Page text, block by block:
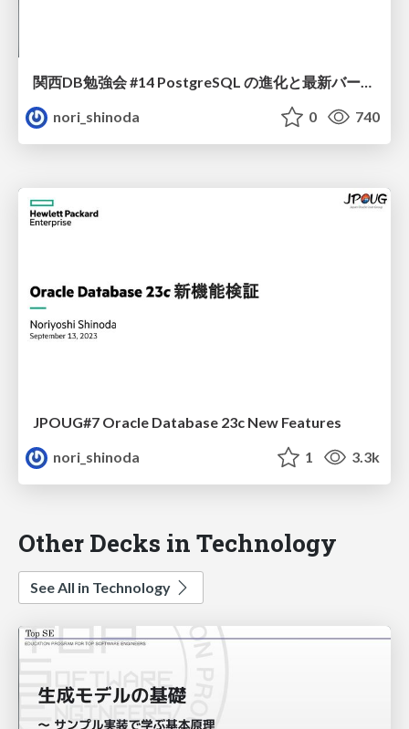
関西DB勉強会 #14 PostgreSQL の進化と最新バージョン情報
nori_shinoda
0 740
JPOUG#7 Oracle Database 23c New Features
nori_shinoda
1 3.3k
Other Decks in Technology
See All in Technology